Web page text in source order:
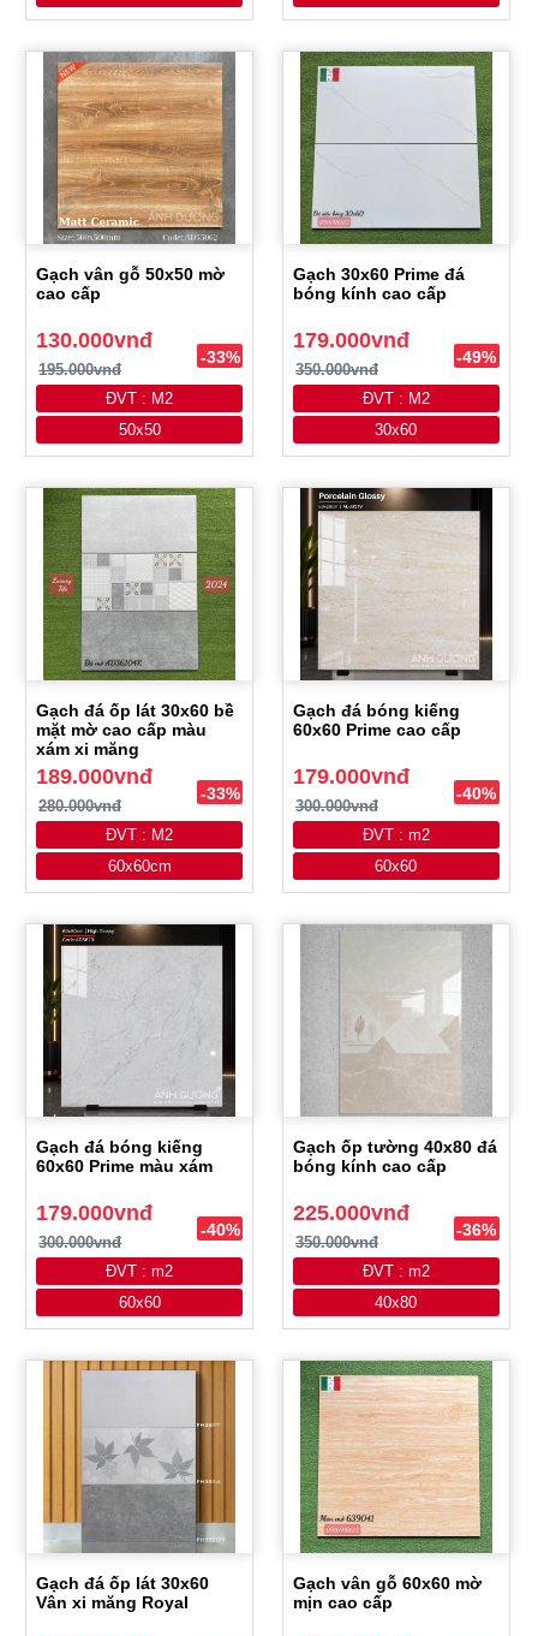
Gạch vân gỗ 50x50 mờ
cao cấp
130.000vnđ
195.000vnđ
-33%
ĐVT : M2
50x50
Gạch 30x60 Prime đá
bóng kính cao cấp
179.000vnđ
350.000vnđ
-49%
ĐVT : M2
30x60
Gạch đá ốp lát 30x60 bề
mặt mờ cao cấp màu
xám xi măng
189.000vnđ
280.000vnđ
-33%
ĐVT : M2
60x60cm
Gạch đá bóng kiếng
60x60 Prime cao cấp
179.000vnđ
300.000vnđ
-40%
ĐVT : m2
60x60
Gạch đá bóng kiếng
60x60 Prime màu xám
179.000vnđ
300.000vnđ
-40%
ĐVT : m2
60x60
Gạch ốp tường 40x80 đá
bóng kính cao cấp
225.000vnđ
350.000vnđ
-36%
ĐVT : m2
40x80
Gạch đá ốp lát 30x60
Vân xi măng Royal
Gạch vân gỗ 60x60 mờ
mịn cao cấp